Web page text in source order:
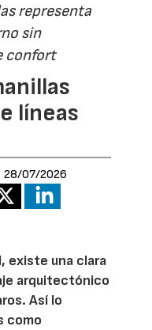
representa
sin
confort
líneas
28/07/2026
existe una clara
arquitectónico
Así lo
como